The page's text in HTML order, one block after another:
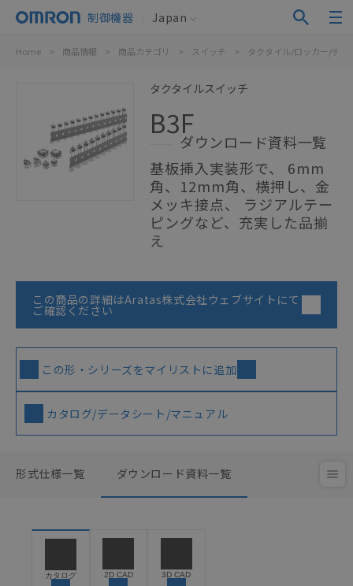
制御機器 Japan
Home > 商品情報 > 商品カテゴリ > スイッチ > タクタイル/ロッカー/ディ
タクタイルスイッチ
B3F
ダウンロード資料一覧
基板挿入実装形で、 6mm
角、12mm角、横押し、金
メッキ接点、 ラジアルテー
ピングなど、充実した品揃
え
この商品の詳細はAratas株式会社ウェブサイトにて
ご確認ください
この形・シリーズをマイリストに追加
カタログ/データシート/マニュアル
形式仕様一覧 ダウンロード資料一覧
カタログ 2D CAD 3D CAD